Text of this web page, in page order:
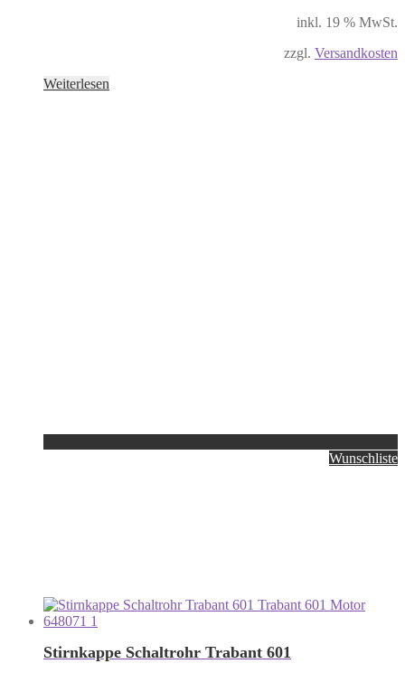
inkl. 19 % MwSt.
zzgl. Versandkosten
Weiterlesen
Wunschliste
Stirnkappe Schaltrohr Trabant 601